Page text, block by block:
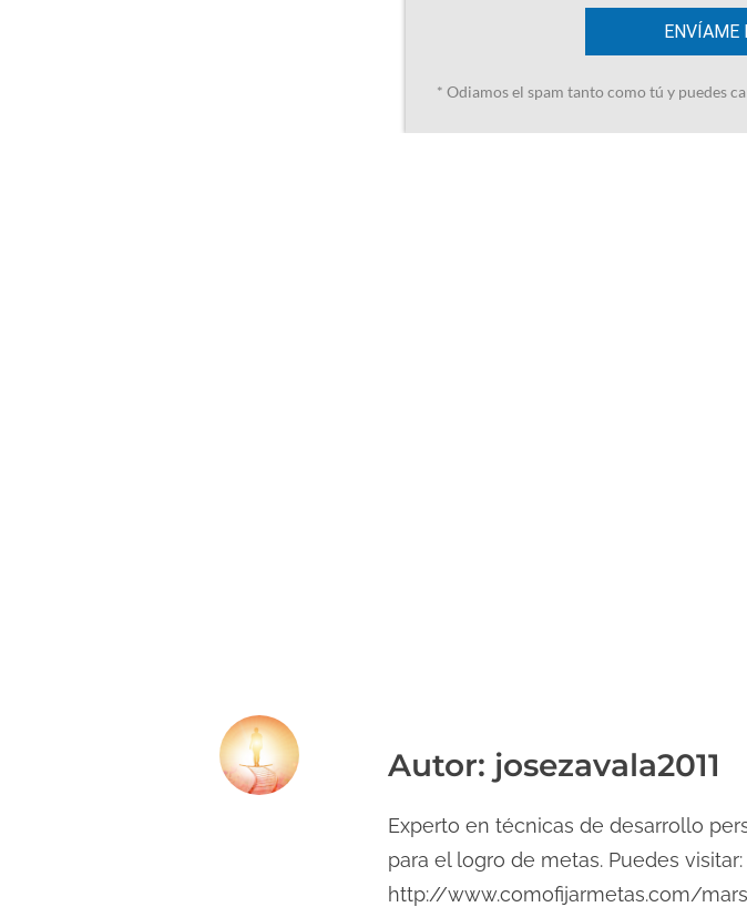
Autor: josezavala2011
Experto en técnicas de desarrollo
para el logro de metas. Puedes visitar:
http://www.comofijarmetas.com/